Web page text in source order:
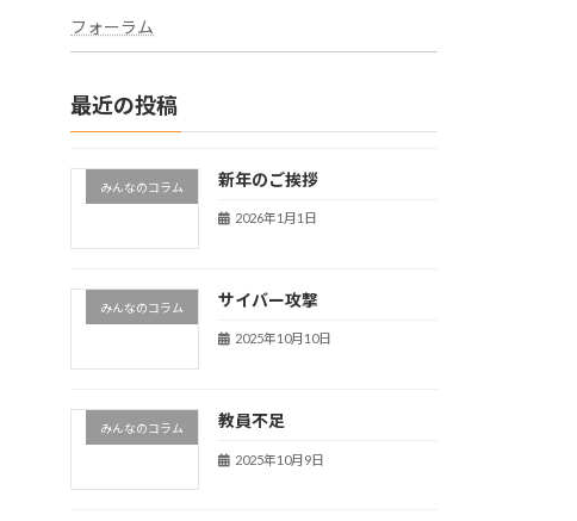
フォーラム
最近の投稿
みんなのコラム 新年のご挨拶
2026年1月1日
みんなのコラム サイバー攻撃
2025年10月10日
みんなのコラム 教員不足
2025年10月9日